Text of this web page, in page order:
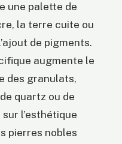
une palette de
la terre cuite ou
de pigments.
augmente le
des granulats,
quartz ou de
l’esthétique
pierres nobles